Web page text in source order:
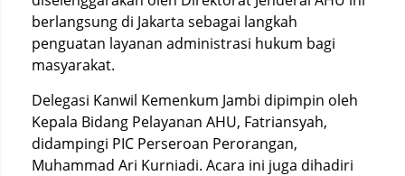
berlangsung di Jakarta sebagai langkah
penguatan layanan administrasi hukum bagi
masyarakat.
Delegasi Kanwil Kemenkum Jambi dipimpin oleh
Kepala Bidang Pelayanan AHU, Fatriansyah,
didampingi PIC Perseroan Perorangan,
Muhammad Ari Kurniadi. Acara ini juga dihadiri